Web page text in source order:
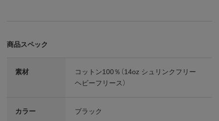
商品スペック
素材
コットン100％（14oz シュリンクフリー
ヘビーフリース）
カラー ブラック